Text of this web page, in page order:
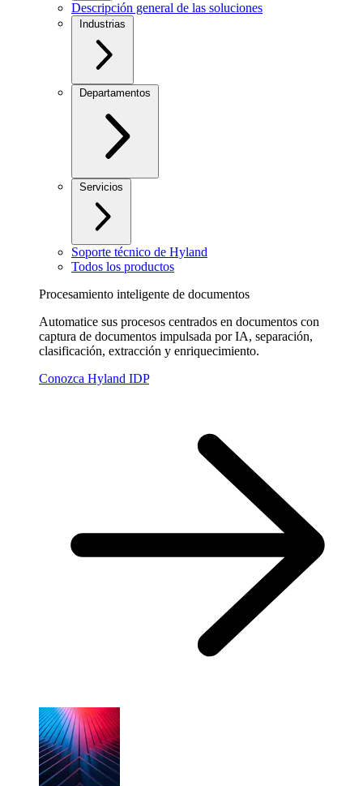
Descripción general de las soluciones
Industrias
Departamentos
Servicios
Soporte técnico de Hyland
Todos los productos
Procesamiento inteligente de documentos
Automatice sus procesos centrados en documentos con
captura de documentos impulsada por IA, separación,
clasificación, extracción y enriquecimiento.
Conozca Hyland IDP